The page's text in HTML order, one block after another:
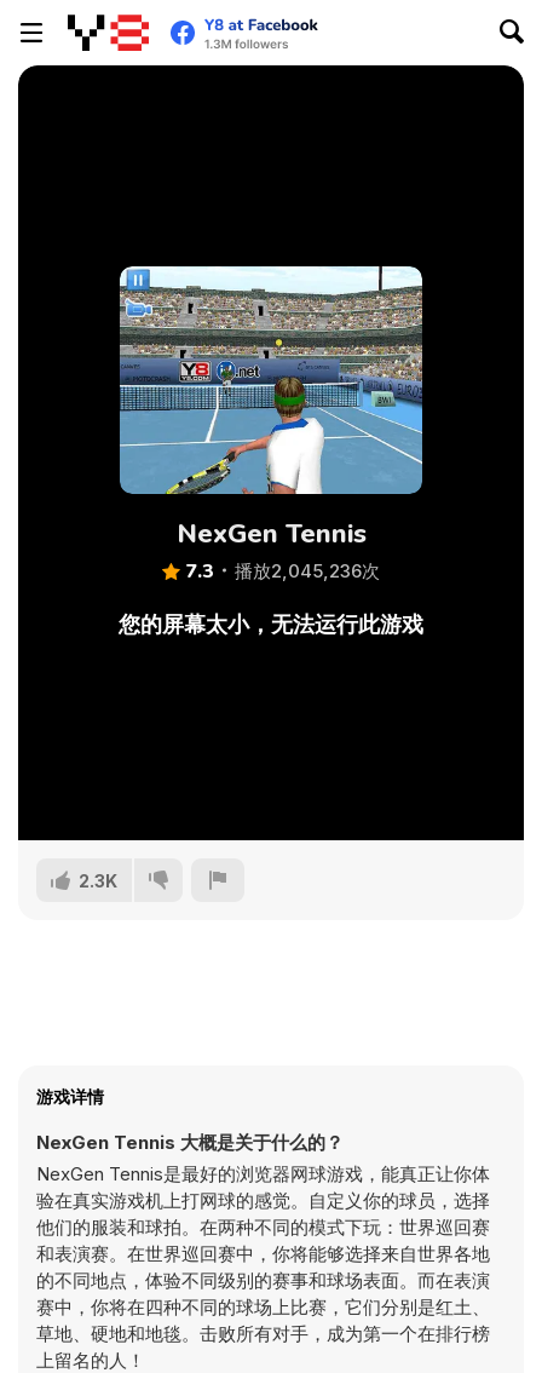
NexGen Tennis
7.3 播放2,045,236次
您的屏幕太小，无法运行此游戏
2.3K
游戏详情
NexGen Tennis 大概是关于什么的？
NexGen Tennis是最好的浏览器网球游戏，能真正让你体
验在真实游戏机上打网球的感觉。自定义你的球员，选择
他们的服装和球拍。在两种不同的模式下玩：世界巡回赛
和表演赛。在世界巡回赛中，你将能够选择来自世界各地
的不同地点，体验不同级别的赛事和球场表面。而在表演
赛中，你将在四种不同的球场上比赛，它们分别是红土、
草地、硬地和地毯。击败所有对手，成为第一个在排行榜
上留名的人！